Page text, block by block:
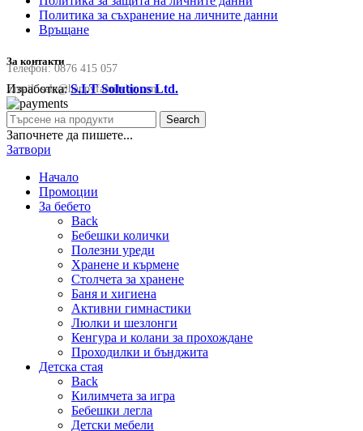
Политика за съхранение на личните данни
Връщане
За контакти
Телефон:0876 415 057
Email:sale@happyfamilybg.com
Изработка:S.I.T Solutions Ltd.
Search
Започнете да пишете...
Затвори
Начало
Промоции
За бебето
Back
Бебешки колички
Полезни уреди
Хранене и кърмене
Столчета за хранене
Баня и хигиена
Активни гимнастики
Люлки и шезлонги
Кенгура и колани за прохождане
Проходилки и бънджита
Детска стая
Back
Килимчета за игра
Бебешки легла
Детски мебели